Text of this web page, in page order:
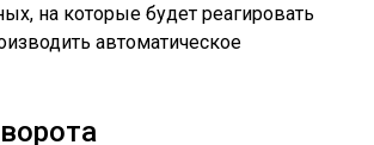
на которые будет реагировать
автоматическое